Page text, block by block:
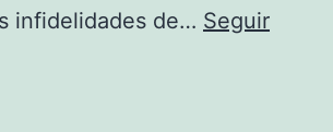
infidelidades de… Seguir